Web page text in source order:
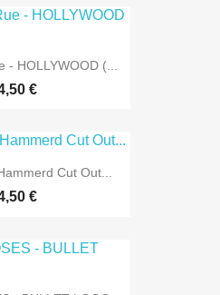
- HOLLYWOOD (...
€
Cut Out...
€